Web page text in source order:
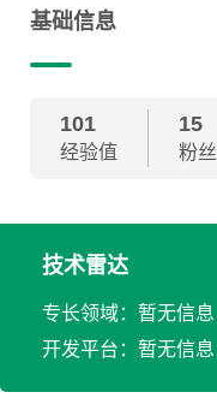
基础信息
101
经验值
15
粉丝
技术雷达
专长领域：暂无信息
开发平台：暂无信息